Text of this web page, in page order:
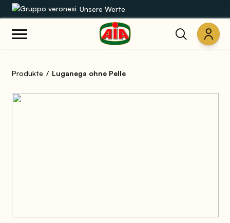
Unsere Werte
Rezepte
Produkte Luganega ohne Pelle